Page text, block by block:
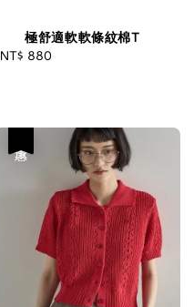
極舒適軟軟條紋棉T
Regular
NT$ 880